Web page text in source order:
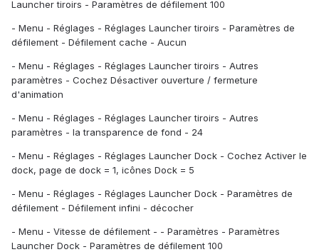
Launcher tiroirs - Paramètres de défilement 100
- Menu - Réglages - Réglages Launcher tiroirs - Paramètres de
défilement - Défilement cache - Aucun
- Menu - Réglages - Réglages Launcher tiroirs - Autres
paramètres - Cochez Désactiver ouverture / fermeture
d'animation
- Menu - Réglages - Réglages Launcher tiroirs - Autres
paramètres - la transparence de fond - 24
- Menu - Réglages - Réglages Launcher Dock - Cochez Activer le
dock, page de dock = 1, icônes Dock = 5
- Menu - Réglages - Réglages Launcher Dock - Paramètres de
défilement - Défilement infini - décocher
- Menu - Vitesse de défilement - - Paramètres - Paramètres
Launcher Dock - Paramètres de défilement 100